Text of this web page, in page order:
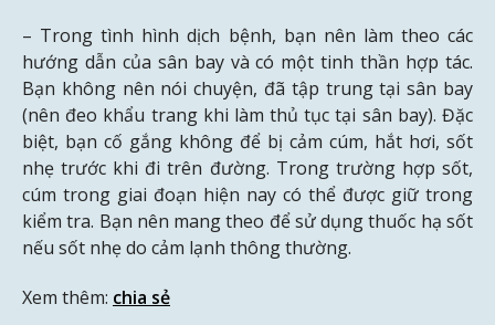
– Trong tình hình dịch bệnh, bạn nên làm theo các
hướng dẫn của sân bay và có một tinh thần hợp tác.
Bạn không nên nói chuyện, đã tập trung tại sân bay
(nên đeo khẩu trang khi làm thủ tục tại sân bay). Đặc
biệt, bạn cố gắng không để bị cảm cúm, hắt hơi, sốt
nhẹ trước khi đi trên đường. Trong trường hợp sốt,
cúm trong giai đoạn hiện nay có thể được giữ trong
kiểm tra. Bạn nên mang theo để sử dụng thuốc hạ sốt
nếu sốt nhẹ do cảm lạnh thông thường.
Xem thêm: chia sẻ